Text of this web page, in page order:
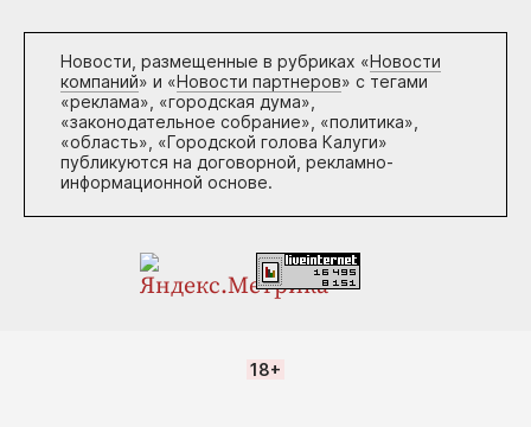
Новости, размещенные в рубриках «Новости
компаний» и «Новости партнеров» с тегами
«реклама», «городская дума»,
«законодательное собрание», «политика»,
«область», «Городской голова Калуги»
публикуются на договорной, рекламно-
информационной основе.
18+